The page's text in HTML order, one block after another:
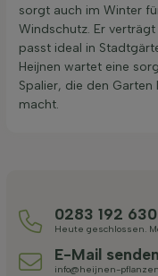
sorgt auch im Winter
Windschutz. Er
passt ideal in
Heijnen wartet eine
Spalier, die den
macht.
0283 192
Heute geschlossen.
E-Mail senden
info@heijnen-